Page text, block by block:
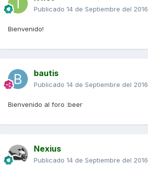
Publicado 14 de Septiembre del 2016
Bienvenido!
bautis
Publicado 14 de Septiembre del 2016
Bienvenido al foro :beer
Nexius
Publicado 14 de Septiembre del 2016